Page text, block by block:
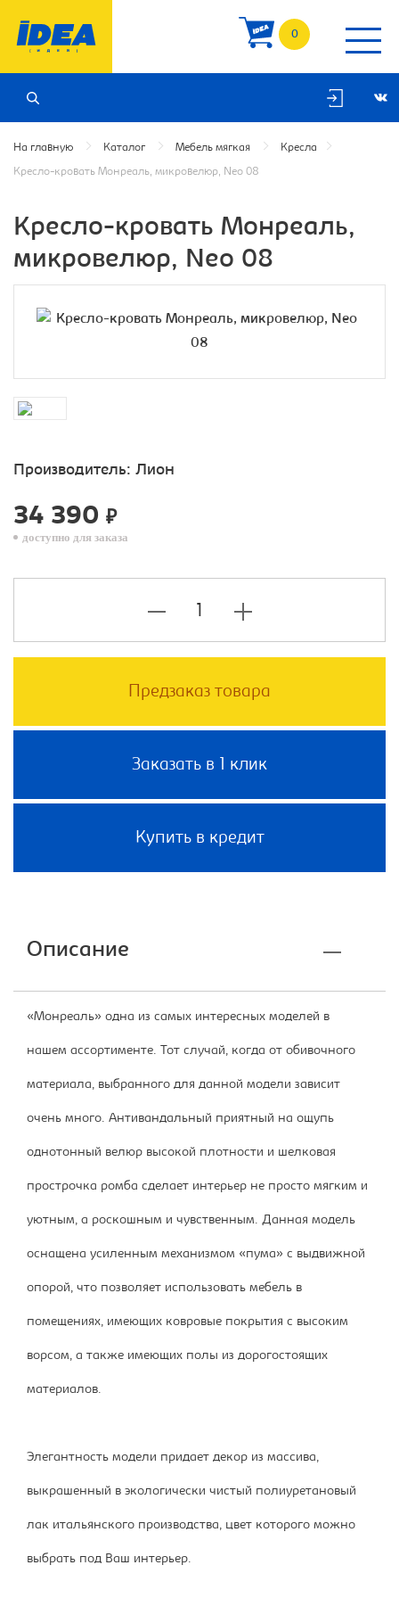
0
На главную Каталог Мебель мягкая Кресла
Кресло-кровать Монреаль, микровелюр, Neo 08
Кресло-кровать Монреаль,
микровелюр, Neo 08
Производитель: Лион
34 390 ₽
доступно для заказа
Предзаказ товара
Заказать в 1 клик
Купить в кредит
Описание
«Монреаль» одна из самых интересных моделей в
нашем ассортименте. Тот случай, когда от обивочного
материала, выбранного для данной модели зависит
очень много. Антивандальный приятный на ощупь
однотонный велюр высокой плотности и шелковая
прострочка ромба сделает интерьер не просто мягким и
уютным, а роскошным и чувственным. Данная модель
оснащена усиленным механизмом «пума» с выдвижной
опорой, что позволяет использовать мебель в
помещениях, имеющих ковровые покрытия с высоким
ворсом, а также имеющих полы из дорогостоящих
материалов.
Элегантность модели придает декор из массива,
выкрашенный в экологически чистый полиуретановый
лак итальянского производства, цвет которого можно
выбрать под Ваш интерьер.